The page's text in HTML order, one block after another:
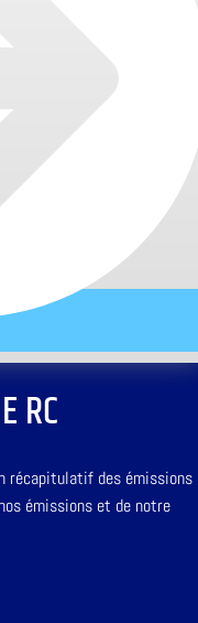
RC
récapitulatif des émissions
émissions et de notre